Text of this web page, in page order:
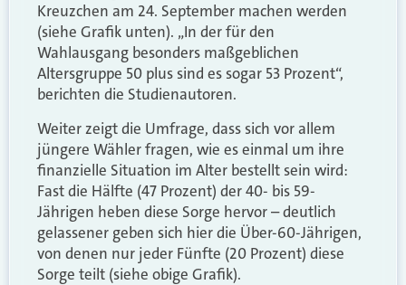
Kreuzchen am 24. September machen werden
(siehe Grafik unten). „In der für den
Wahlausgang besonders maßgeblichen
Altersgruppe 50 plus sind es sogar 53 Prozent“,
berichten die Studienautoren.
Weiter zeigt die Umfrage, dass sich vor allem
jüngere Wähler fragen, wie es einmal um ihre
finanzielle Situation im Alter bestellt sein wird:
Fast die Hälfte (47 Prozent) der 40- bis 59-
Jährigen heben diese Sorge hervor – deutlich
gelassener geben sich hier die Über-60-Jährigen,
von denen nur jeder Fünfte (20 Prozent) diese
Sorge teilt (siehe obige Grafik).